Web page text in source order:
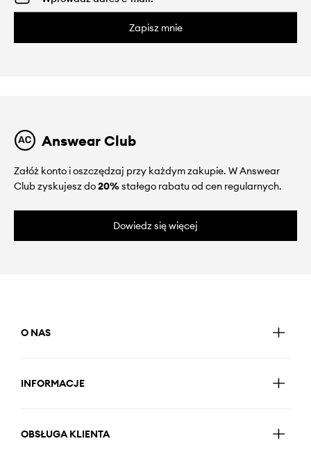
Zapisz mnie
Answear Club
Załóż konto i oszczędzaj przy każdym zakupie. W Answear
Club zyskujesz do20%stałego rabatu od cen regularnych.
Dowiedz się więcej
O NAS
INFORMACJE
OBSŁUGA KLIENTA